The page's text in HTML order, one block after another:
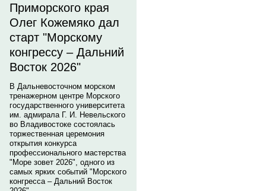
Приморского края
Олег Кожемяко дал
старт "Морскому
конгрессу – Дальний
Восток 2026"
В Дальневосточном морском
тренажерном центре Морского
государственного университета
им. адмирала Г. И. Невельского
во Владивостоке состоялась
торжественная церемония
открытия конкурса
профессионального мастерства
"Море зовет 2026", одного из
самых ярких событий "Морского
конгресса – Дальний Восток